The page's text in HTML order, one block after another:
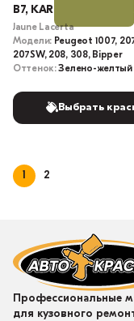
B7, KAR, 582, M0B7,
Jaune Lacerta
Модели: Peugeot 1007,
207SW, 208, 308, Bipper
Оттенок:Зелено-желтый
Выбрать
1 2
Профессиональные
для кузовного